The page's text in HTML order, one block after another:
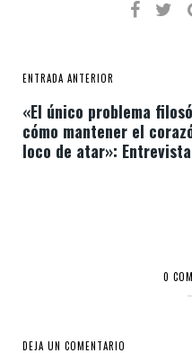
ENTRADA ANTERIOR
«El único problema
cómo mantener el
loco de atar»:
0
DEJA UN COMENTARIO